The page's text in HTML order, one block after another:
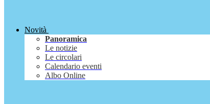
Novità
Panoramica
Le notizie
Le circolari
Calendario eventi
Albo Online